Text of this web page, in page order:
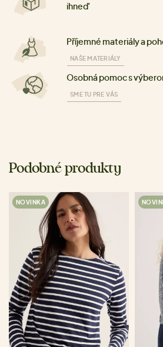
ihneď
Příjemné materiály a
NAŠE MATERIÁLY
Osobná pomoc s
SME TU PRE VÁS
Podobné produkty
NOVINKA